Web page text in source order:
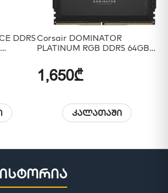
DDR5Corsair DOMINATOR
PLATINUM RGB DDR5 64GB
1,650₾
კალათაში
ისტორია